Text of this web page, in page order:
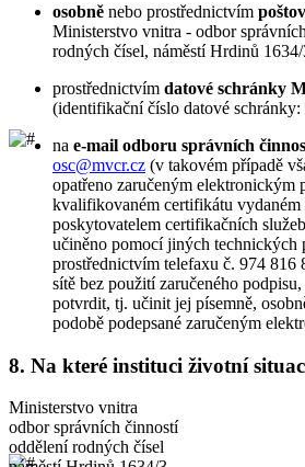
osobně nebo prostřednictvím
Ministerstvo vnitra - odbor
rodných čísel, náměstí Hrdinů
prostřednictvím datové schránky
(identifikační číslo datové schránky:
na e-mail odboru správních
osc@mvcr.cz (v takovém případě
opatřeno zaručeným elektronickým
kvalifikovaném certifikátu vydaném
poskytovatelem certifikačních
učiněno pomocí jiných technických
prostřednictvím telefaxu č. 974 816
sítě bez použití zaručeného
potvrdit, tj. učinit jej písemně,
podobě podepsané zaručeným
8. Na které instituci životní
Ministerstvo vnitra
odbor správních činností
oddělení rodných čísel